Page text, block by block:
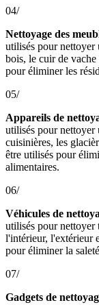
04/
Nettoyage des
utilisés pour nettoyer
bois, le cuir de
pour éliminer les
05/
Appareils de
utilisés pour nettoyer
cuisinières, les
être utilisés pour
alimentaires.
06/
Véhicules de
utilisés pour nettoyer
l'intérieur, l'extérieur
pour éliminer la
07/
Gadgets de